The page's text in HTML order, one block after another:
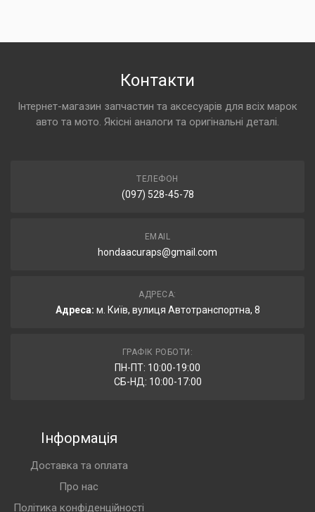
Контакти
Інтернет-магазин запчастин та аксесуарів для всіх марок
авто та мото. Якісні аналоги та оригінальні деталі.
ТЕЛЕФОН
(097) 528-45-78
EMAIL
hondaacuraps@gmail.com
АДРЕСА:
Адреса: м. Київ, вулиця Автотранспортна, 8
ГРАФІК РОБОТИ:
ПН-ПТ: 10:00-19:00
СБ-НД: 10:00-17:00
Інформація
Доставка та оплата
Про нас
Політика конфіденційності